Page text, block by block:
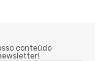
conteúdo